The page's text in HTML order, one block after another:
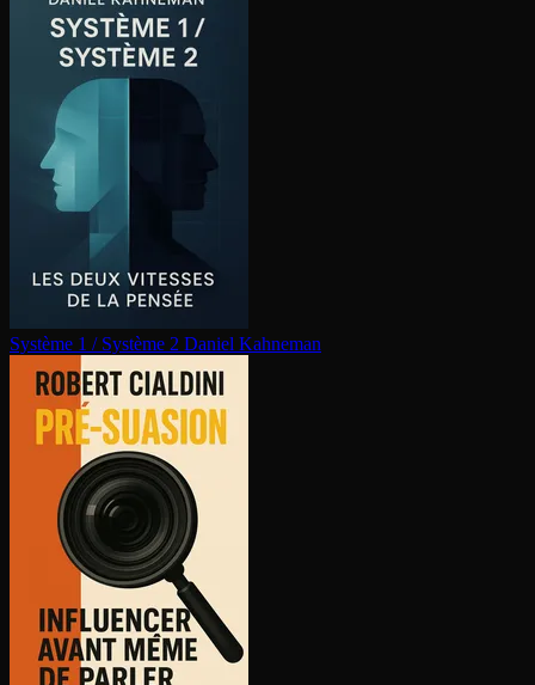
Système 1 / Système 2 Daniel Kahneman